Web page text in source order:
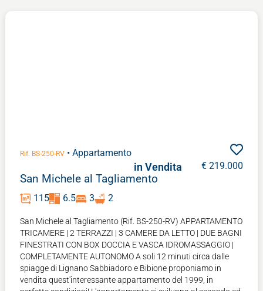
Rif. BS-250-RV • Appartamento
in Vendita
San Michele al Tagliamento
115 6.5 3 2
€ 219.000
San Michele al Tagliamento (Rif. BS-250-RV) APPARTAMENTO
TRICAMERE | 2 TERRAZZI | 3 CAMERE DA LETTO | DUE BAGNI
FINESTRATI CON BOX DOCCIA E VASCA IDROMASSAGGIO |
COMPLETAMENTE AUTONOMO A soli 12 minuti circa dalle
spiagge di Lignano Sabbiadoro e Bibione proponiamo in
vendita quest'interessante appartamento del 1999, in